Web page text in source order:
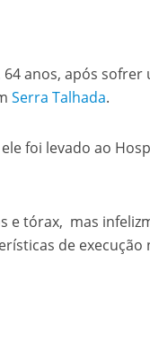
anos, após sofrer
Serra Talhada.
foi levado ao
e tórax, mas
de execução